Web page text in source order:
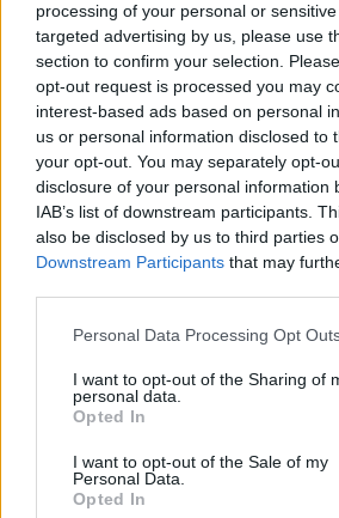
processing of your personal or
targeted advertising by us, please use
section to confirm your selection.
opt-out request is processed you may
interest-based ads based on personal
us or personal information disclosed to
your opt-out. You may separately opt-
disclosure of your personal information
IAB’s list of downstream participants.
also be disclosed by us to third parties
Downstream Participants that may
Personal Data Processing Opt
I want to opt-out of the Sharing of
personal data.
Opted In
I want to opt-out of the Sale of my
Personal Data.
Opted In
Setmanari Ebre
2419 PUBLICACIONS 0 COMENTARIS
http://localhost/setmanari-copia
O.M.J
1267 PUBLICACIONS 0 COMENTARIS
MÉS LLEGITS
Amposta recupera